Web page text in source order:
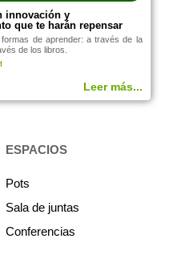
innovación y
que te harán repensar
de aprender: a través de la
de los libros.
Leer más...
ESPACIOS
Pots
Sala de juntas
Conferencias